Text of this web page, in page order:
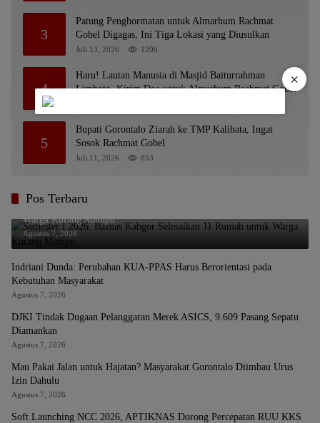
3
Patung Penghormatan untuk Almarhum Rachmat
Gobel Digagas, Ini Tiga Lokasi yang Diusulkan
Juli 13, 2026 1206
4
Haru! Lautan Manusia di Masjid Baiturrahman
Limboto, Kirim Doa untuk Almarhum Rachmat Gobel
5
Bupati Gorontalo Ziarah ke TMP Kalibata, Ingat
Sosok Rachmat Gobel
Juli 11, 2026 853
Pos Terbaru
Semester I 2026, Baznas Kabgor Selesaikan 11 Rumah untuk
Warga Kurang Mampu
Agustus 7, 2026
Indriani Dunda: Perubahan KUA-PPAS Harus Berorientasi pada
Kebutuhan Masyarakat
Agustus 7, 2026
DJKI Tindak Dugaan Pelanggaran Merek ASICS, 9.609 Pasang Sepatu
Diamankan
Agustus 7, 2026
Mau Pakai Jalan untuk Hajatan? Masyarakat Gorontalo Diimbau Urus
Izin Dahulu
Agustus 7, 2026
Soft Launching NCC 2026, APTIKNAS Dorong Percepatan RUU KKS
×